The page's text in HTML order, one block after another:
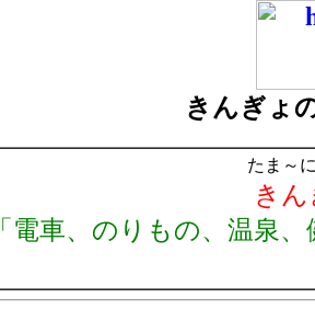
きんぎょ
たま～
き
「電車、のりもの、温泉